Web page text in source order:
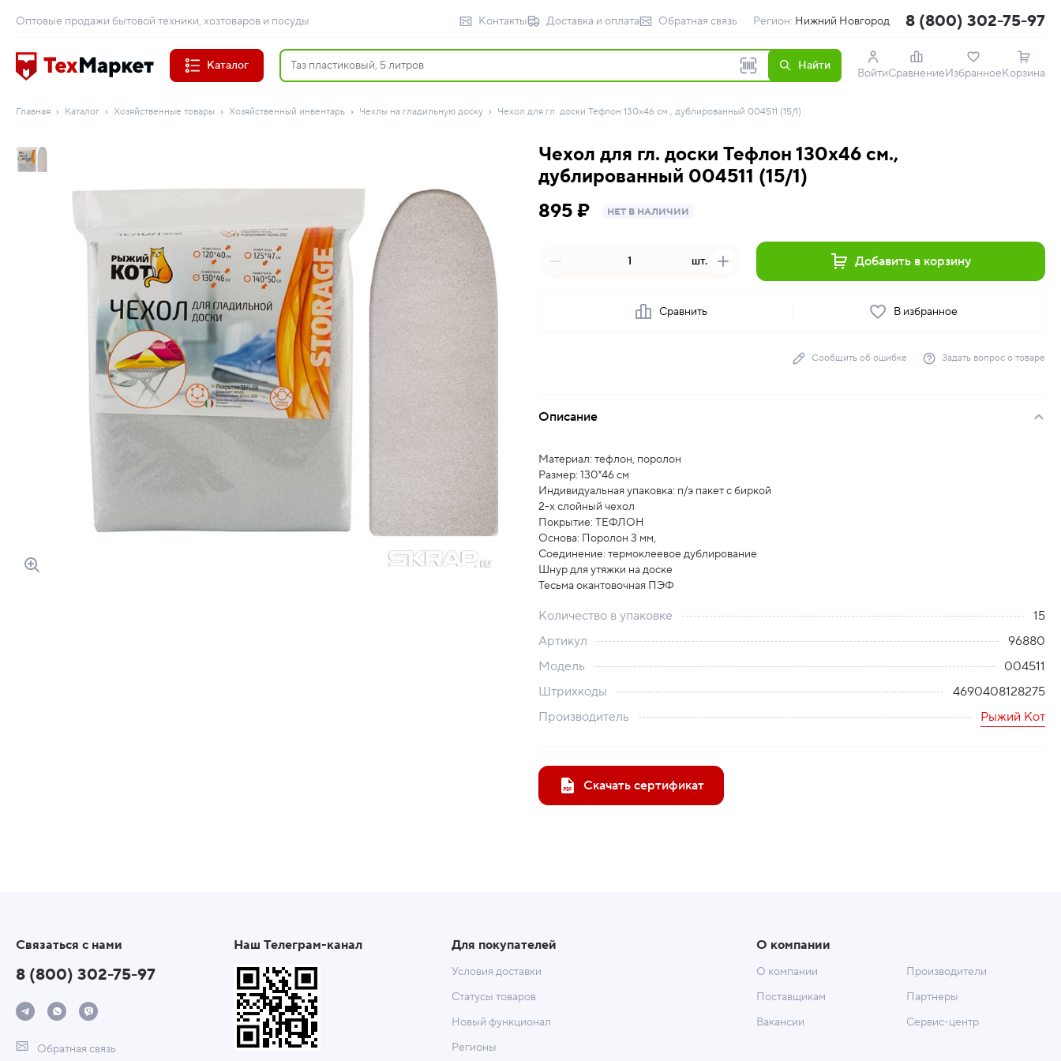
Оптовые продажи бытовой техники, хозтоваров и посуды Контакты Доставка и оплата Обратная связь Регион: Нижний Новгород 8 (800) 302-75-97
Каталог Найти
ВойтиСравнениеИзбранноеКорзина
Главная Каталог Хозяйственные товары Хозяйственный инвентарь Чехлы на гладильную доску Чехол для гл. доски Тефлон 130х46 см., дублированный 004511 (15/1)
Чехол для гл. доски Тефлон 130х46 см.,
дублированный 004511 (15/1)
895 ₽
НЕТ В НАЛИЧИИ
шт. Добавить в корзину
Сравнить В избранное
Сообщить об ошибке Задать вопрос о товаре
Описание
Материал: тефлон, поролон
Размер: 130*46 см
Индивидуальная упаковка: п/э пакет с биркой
2-х слойный чехол
Покрытие: ТЕФЛОН
Основа: Поролон 3 мм,
Соединение: термоклеевое дублирование
Шнур для утяжки на доске
Тесьма окантовочная ПЭФ
Количество в упаковке
15
Артикул
96880
Модель
004511
Штрихкоды
4690408128275
Производитель
Рыжий Кот
Скачать сертификат
Связаться с нами
8 (800) 302-75-97
Обратная связь
Наш Телеграм-канал Для покупателей
Условия доставки
Статусы товаров
Новый функционал
Регионы
О компании
О компании
Поставщикам
Вакансии
Производители
Партнеры
Сервис-центр